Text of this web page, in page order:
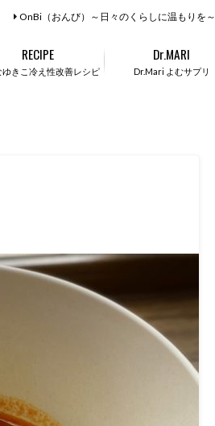
OnBi（おんび）～日々のくらしに温もりを～
ゆきこ冷え性改善レシピ
RECIPE
Dr.Mari よむサプリ
Dr.MARI